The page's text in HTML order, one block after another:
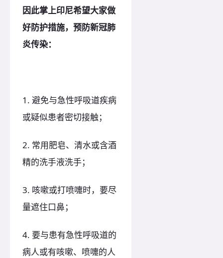
因此掌上印尼希望大家做
好防护措施，预防新冠肺
炎传染：
1. 避免与急性呼吸道疾病
或疑似患者密切接触；
2. 常用肥皂、清水或含酒
精的洗手液洗手；
3. 咳嗽或打喷嚏时，要尽
量遮住口鼻；
4. 要与患有急性呼吸道的
病人或有咳嗽、喷嚏的人